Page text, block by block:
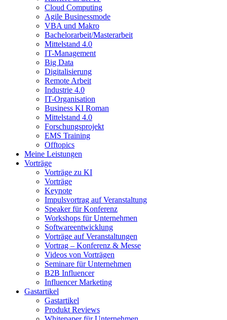
Cloud Computing
Agile Businessmode
VBA und Makro
Bachelorarbeit/Masterarbeit
Mittelstand 4.0
IT-Management
Big Data
Digitalisierung
Remote Arbeit
Industrie 4.0
IT-Organisation
Business KI Roman
Mittelstand 4.0
Forschungsprojekt
EMS Training
Offtopics
Meine Leistungen
Vorträge
Vorträge zu KI
Vorträge
Keynote
Impulsvortrag auf Veranstaltung
Speaker für Konferenz
Workshops für Unternehmen
Softwareentwicklung
Vorträge auf Veranstaltungen
Vortrag – Konferenz & Messe
Videos von Vorträgen
Seminare für Unternehmen
B2B Influencer
Influencer Marketing
Gastartikel
Gastartikel
Produkt Reviews